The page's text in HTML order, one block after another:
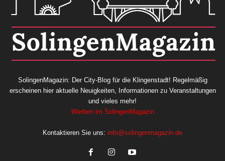
SolingenMagazin: Der City-Blog für die Klingenstadt! Regelmäßig
erscheinen hier aktuelle Neuigkeiten, Informationen zu Veranstaltungen
und vieles mehr!
Werben im SolingenMagazin
Kontaktieren Sie uns: info@solingenmagazin.de